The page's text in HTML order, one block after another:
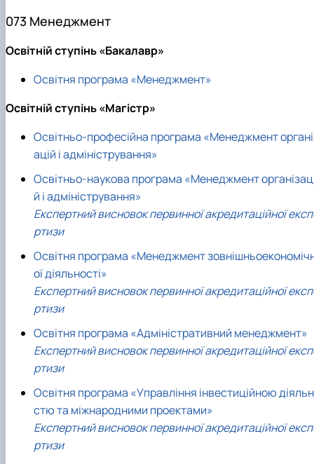
073 Менеджмент
Освітній ступінь «Бакалавр»
Освітня програма «Менеджмент»
Освітній ступінь «Магістр»
Освітньо-професійна програма «Менеджмент
ацій і адміністрування»
Освітньо-наукова програма «Менеджмент
й і адміністрування»
Експертний висновок первинної акредитаційної
ртизи
Освітня програма «Менеджмент
ої діяльності»
Експертний висновок первинної акредитаційної
ртизи
Освітня програма «Адміністративний менеджмент»
Експертний висновок первинної акредитаційної
ртизи
Освітня програма «Управління інвестиційною
стю та міжнародними проектами»
Експертний висновок первинної акредитаційної
ртизи